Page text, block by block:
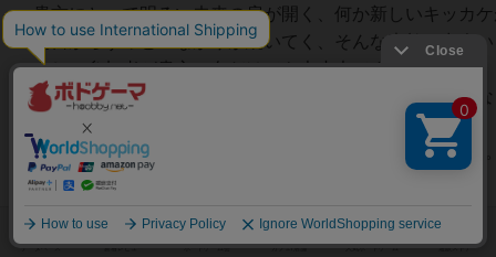
貴方にとって明るい未来の扉が開く、何か新しいキッカ
明日からずっとつながりが続いてく、そんな素敵な出会
もし、参加者が貴方１名だけでも大丈夫です☺
①望む未来が開けたり、②お悩みの解決につながる特別
※参加者がお一人の時の限定サービスになります。
※コーチングは通常１時間9,000円でお受けしております
＿＿＿＿＿＿＿＿＿＿＿＿＿＿＿＿＿＿